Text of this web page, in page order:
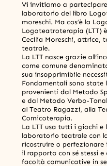
Vi invitiamo a
laboratorio del libro
moreschi. Ma cos’è la
Logoteatroterapia (LTT)
Cecilia Moreschi, attrice,
teatrale.
La LTT nasce grazie
come comune
sua insopprimibile
Fondamentali sono
provenienti dal Metodo
e dal Metodo Verbo-
al Teatro Ragazzi, alla
Comicoterapia.
La LTT usa tutti i giochi
laboratorio teatrale con
ricostruire o
il rapporto con sé stessi
facoltà comunicative in